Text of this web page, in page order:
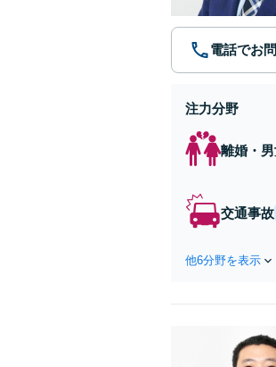
電話でお
注力分野
離婚・
交通事故
他6分野を表示